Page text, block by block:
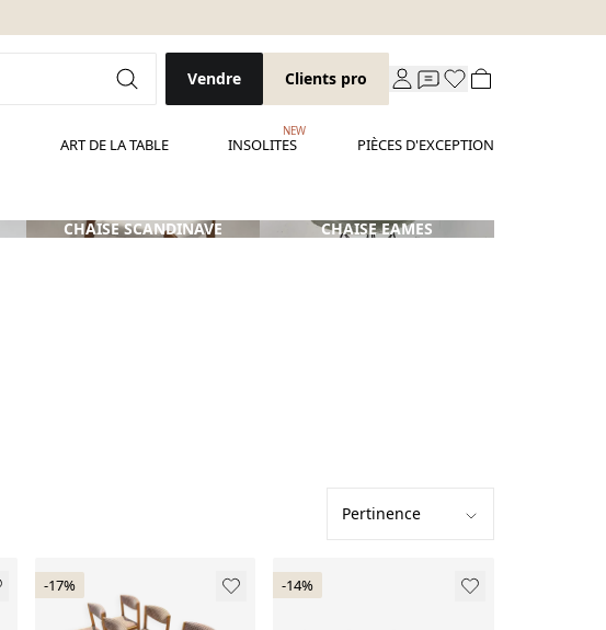
Vendre Clients pro
ART DE LA TABLE INSOLITES
NEW
PIÈCES D'EXCEPTION
CHAISE SCANDINAVE CHAISE EAMES
-17% -14%